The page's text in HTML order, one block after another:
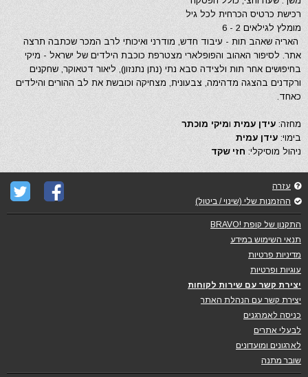
רכישת כרטיס הכרחית לכל גיל
מומלץ לגילאים 2 - 6
האריה שאהב תות - עיבוד חדש, מודרני ואיכותי לרב המכר שכתבה תרצה
אתר. לסיפור האהוב והפופלארי מצטרפת כוכבת הילדים של ישראל - מיקי
בחיפושים אחר תות ולצידה סבא נתי (נתן נתנזון), ליאור דטאוקר, שחקנים
ורקדנים בהצגה מדהימה, צבעונית, מצחיקה וכובשת את לב ההורים והילדים
כאחד.
מחזה: עידן עמית ומיקי מוכתר
בימוי: עידן עמית
ניהול מוסיקלי: חזי שקד
עזרה
ההזמנות שלי (שינוי / ביטול)
התקנון של קופת !BRAVO
תנאי השימוש במידע
מדיניות פרטיות
עוגיות ופרטיות
יצירת קשר עם שירות לקוחות
יצירת קשר עם הנהלת האתר
כניסה לאמרגנים
לבעלי אתרים
לארגונים ומועדונים
שובר מתנה